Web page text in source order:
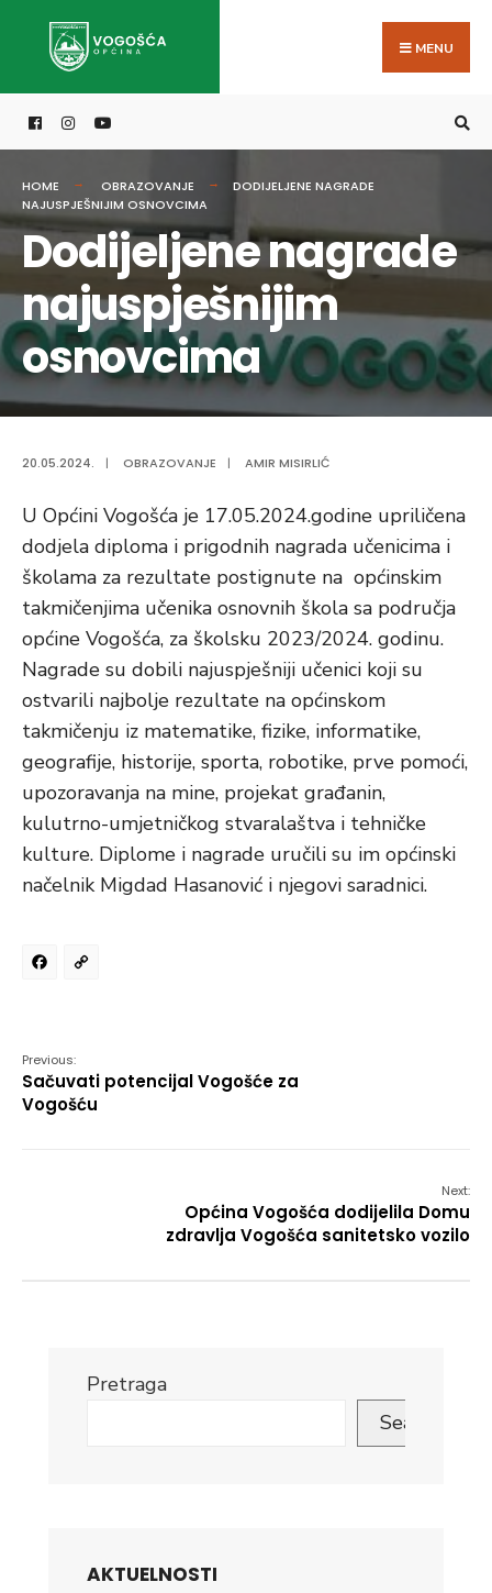
MENU
HOME OBRAZOVANJE
DODIJELJENE NAGRADE
NAJUSPJEŠNIJIM OSNOVCIMA
Dodijeljene nagrade
najuspješnijim
osnovcima
20.05.2024. | OBRAZOVANJE | AMIR MISIRLIĆ
U Općini Vogošća je 17.05.2024.godine upriličena
dodjela diploma i prigodnih nagrada učenicima i
školama za rezultate postignute na općinskim
takmičenjima učenika osnovnih škola sa područja
općine Vogošća, za školsku 2023/2024. godinu.
Nagrade su dobili najuspješniji učenici koji su
ostvarili najbolje rezultate na općinskom
takmičenju iz matematike, fizike, informatike,
geografije, historije, sporta, robotike, prve pomoći,
upozoravanja na mine, projekat građanin,
kulutrno-umjetničkog stvaralaštva i tehničke
kulture. Diplome i nagrade uručili su im općinski
načelnik Migdad Hasanović i njegovi saradnici.
Facebook
Previous:
Sačuvati potencijal Vogošće za
Vogošću
Next:
Općina Vogošća dodijelila Domu
zdravlja Vogošća sanitetsko vozilo
Pretraga
Search
AKTUELNOSTI
for: